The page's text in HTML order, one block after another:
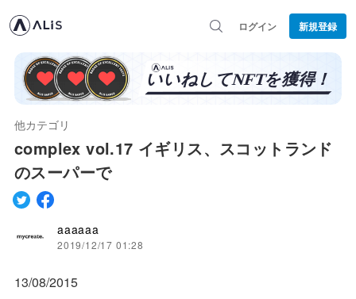
ログイン 新規登録
他カテゴリ
complex vol.17 イギリス、スコットランド
のスーパーで
aaaaaa
2019/12/17 01:28
13/08/2015